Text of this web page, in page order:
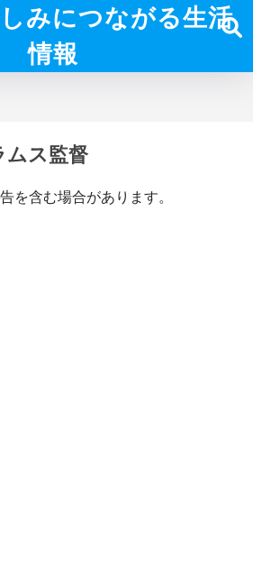
みにつながる生活
情報
ムス監督
を含む場合があります。